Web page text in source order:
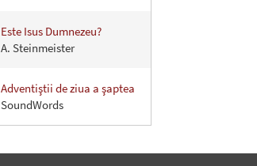
Este Isus Dumnezeu?
A. Steinmeister
Adventiştii de ziua a şaptea
SoundWords